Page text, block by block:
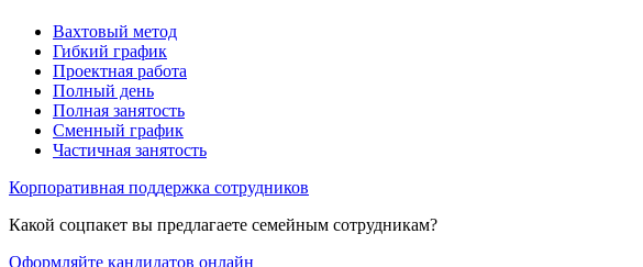
Вахтовый метод
Гибкий график
Проектная работа
Полный день
Полная занятость
Сменный график
Частичная занятость
Корпоративная поддержка сотрудников
Какой соцпакет вы предлагаете семейным сотрудникам?
Оформляйте кандидатов онлайн